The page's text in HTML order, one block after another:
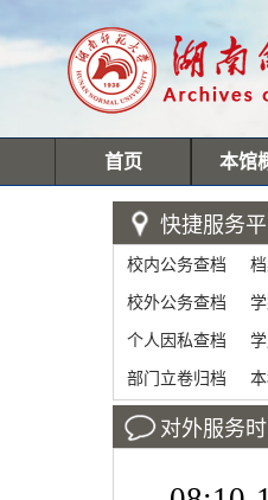
首页 本馆
快捷服务
校内公务查档
校外公务查档
个人因私查档
部门立卷归档
对外服务时